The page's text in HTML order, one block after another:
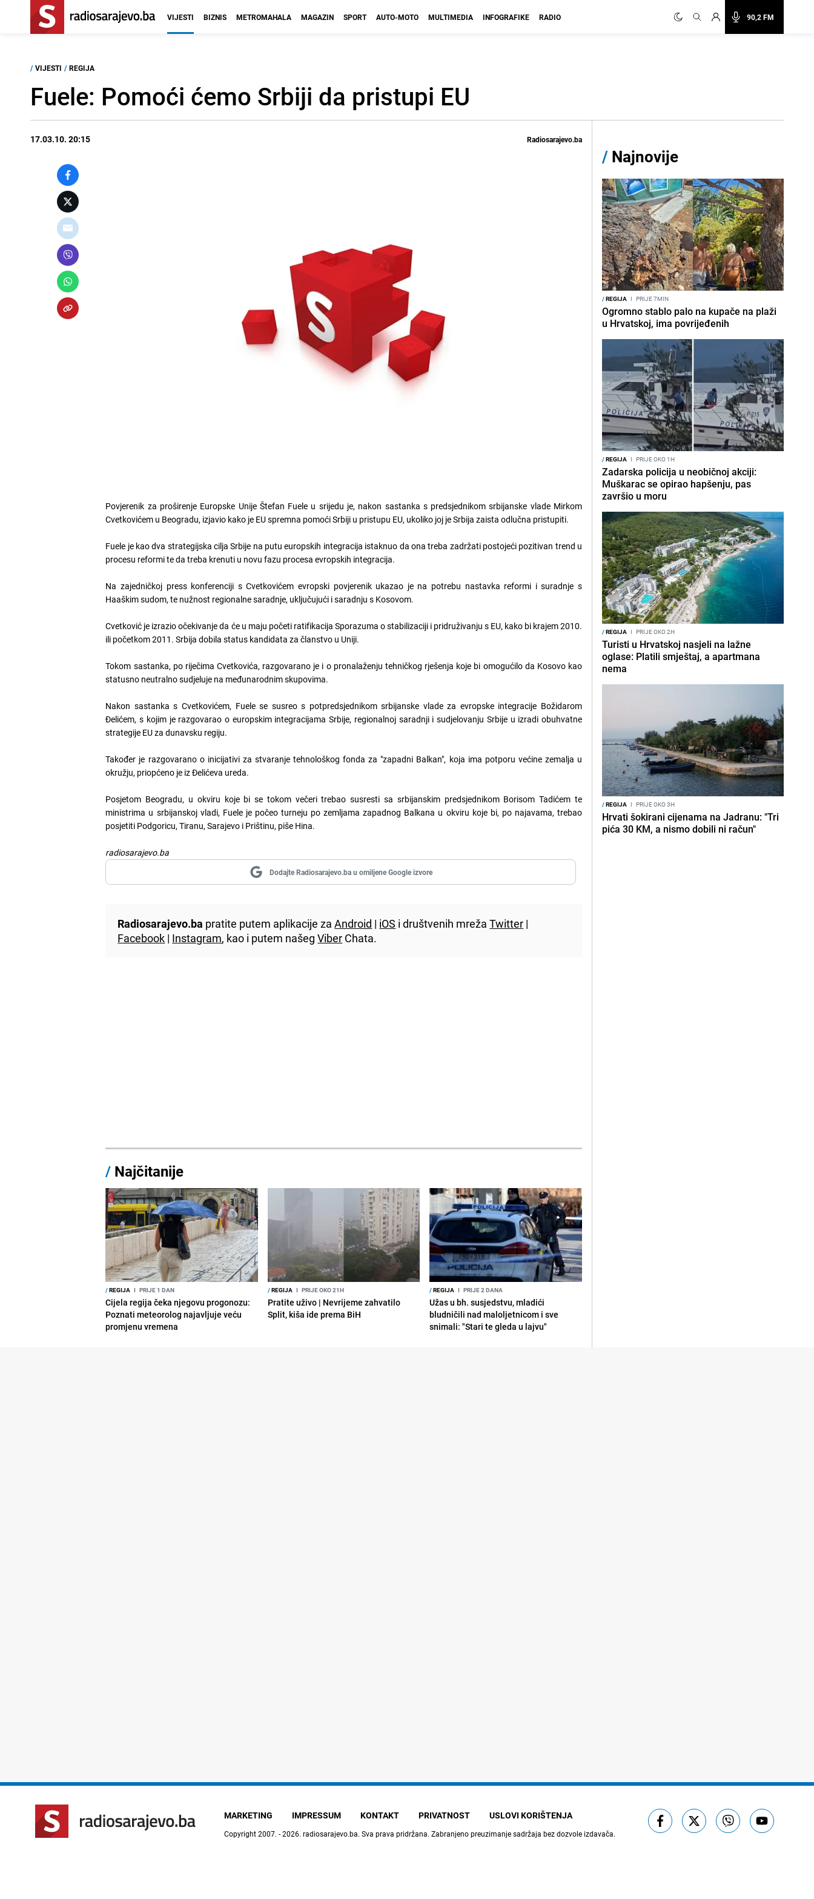
90,2 FM
VIJESTI BIZNIS METROMAHALA MAGAZIN SPORT AUTO-MOTO MULTIMEDIA INFOGRAFIKE RADIO
/ VIJESTI / REGIJA
Fuele: Pomoći ćemo Srbiji da pristupi EU
17.03.10. 20:15 Radiosarajevo.ba
Povjerenik za proširenje Europske Unije Štefan Fuele u srijedu je, nakon sastanka s predsjednikom srbijanske vlade Mirkom
Cvetkovićem u Beogradu, izjavio kako je EU spremna pomoći Srbiji u pristupu EU, ukoliko joj je Srbija zaista odlučna pristupiti.
Fuele je kao dva strategijska cilja Srbije na putu europskih integracija istaknuo da ona treba zadržati postojeći pozitivan trend u
procesu reformi te da treba krenuti u novu fazu procesa evropskih integracija.
Na zajedničkoj press konferenciji s Cvetkovićem evropski povjerenik ukazao je na potrebu nastavka reformi i suradnje s
Haaškim sudom, te nužnost regionalne saradnje, uključujući i saradnju s Kosovom.
Cvetković je izrazio očekivanje da će u maju početi ratifikacija Sporazuma o stabilizaciji i pridruživanju s EU, kako bi krajem 2010.
ili početkom 2011. Srbija dobila status kandidata za članstvo u Uniji.
Tokom sastanka, po riječima Cvetkovića, razgovarano je i o pronalaženju tehničkog rješenja koje bi omogućilo da Kosovo kao
statusno neutralno sudjeluje na međunarodnim skupovima.
Nakon sastanka s Cvetkovićem, Fuele se susreo s potpredsjednikom srbijanske vlade za evropske integracije Božidarom
Đelićem, s kojim je razgovarao o europskim integracijama Srbije, regionalnoj saradnji i sudjelovanju Srbije u izradi obuhvatne
strategije EU za dunavsku regiju.
Također je razgovarano o inicijativi za stvaranje tehnološkog fonda za "zapadni Balkan", koja ima potporu većine zemalja u
okružju, priopćeno je iz Đelićeva ureda.
Posjetom Beogradu, u okviru koje bi se tokom večeri trebao susresti sa srbijanskim predsjednikom Borisom Tadićem te
ministrima u srbijanskoj vladi, Fuele je počeo turneju po zemljama zapadnog Balkana u okviru koje bi, po najavama, trebao
posjetiti Podgoricu, Tiranu, Sarajevo i Prištinu, piše Hina.
radiosarajevo.ba
Dodajte Radiosarajevo.ba u omiljene Google izvore
Radiosarajevo.ba pratite putem aplikacije zaAndroid | iOS i društvenih mrežaTwitter |
Facebook | Instagram, kao i putem našegViber Chata.
/ Najčitanije
/REGIJA I PRIJE 1 DAN
Cijela regija čeka njegovu progonozu:
Poznati meteorolog najavljuje veću
promjenu vremena
/REGIJA I PRIJE OKO 21H
Pratite uživo | Nevrijeme zahvatilo
Split, kiša ide prema BiH
/REGIJA I PRIJE 2 DANA
Užas u bh. susjedstvu, mladići
bludničili nad maloljetnicom i sve
snimali: "Stari te gleda u lajvu"
/ Najnovije
/REGIJA I PRIJE 7MIN
Ogromno stablo palo na kupače na plaži
u Hrvatskoj, ima povrijeđenih
/REGIJA I PRIJE OKO 1H
Zadarska policija u neobičnoj akciji:
Muškarac se opirao hapšenju, pas
završio u moru
/REGIJA I PRIJE OKO 2H
Turisti u Hrvatskoj nasjeli na lažne
oglase: Platili smještaj, a apartmana
nema
/REGIJA I PRIJE OKO 3H
Hrvati šokirani cijenama na Jadranu: "Tri
pića 30 KM, a nismo dobili ni račun"
MARKETING IMPRESSUM KONTAKT PRIVATNOST USLOVI KORIŠTENJA
Copyright 2007. - 2026. radiosarajevo.ba. Sva prava pridržana. Zabranjeno preuzimanje sadržaja bez dozvole izdavača.